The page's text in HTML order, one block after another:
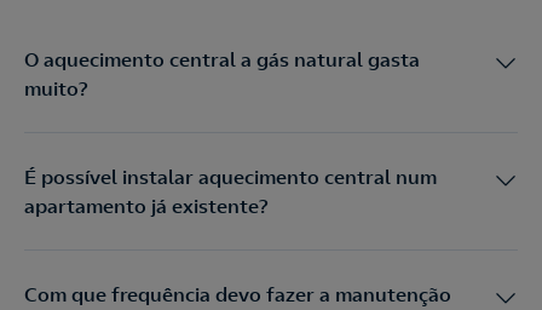
O aquecimento central a gás natural gasta
muito?
É possível instalar aquecimento central num
apartamento já existente?
Com que frequência devo fazer a manutenção